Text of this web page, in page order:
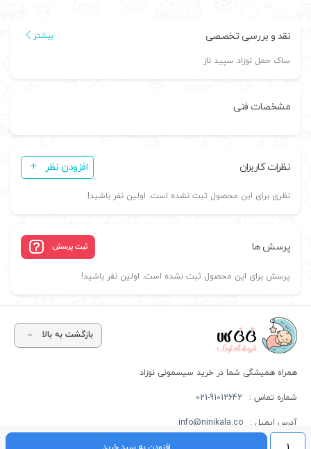
ساک
نقد و بررسی تخصصی بیشتر
ساک حمل نوزاد سپید ناز
مشخصات فنی
نظرات کاربران افزودن نظر
نظری برای این محصول ثبت نشده است. اولین نفر باشید!
پرسش ها ثبت پرسش
پرسش برای این محصول ثبت نشده است. اولین نفر باشید!
بازگشت به بالا
همراه همیشگی شما در خرید سیسمونی نوزاد
شماره تماس : 021-91012642
آدرس ایمیل : info@ninikala.co